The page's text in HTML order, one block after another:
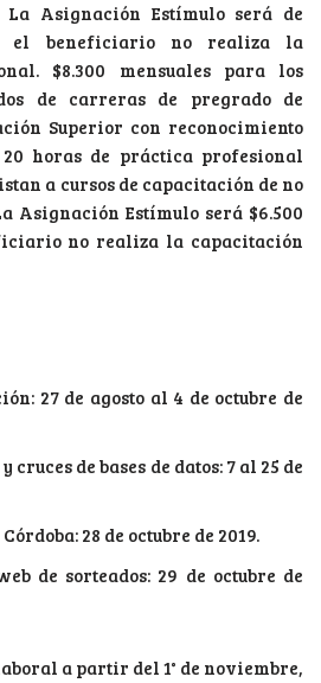
La Asignación Estímulo será de
el beneficiario no realiza la
$8.300 mensuales para los
de carreras de pregrado de
Superior con reconocimiento
horas de práctica profesional
a cursos de capacitación de no
Asignación Estímulo será $6.500
no realiza la capacitación
27 de agosto al 4 de octubre de
de bases de datos: 7 al 25 de
28 de octubre de 2019.
de sorteados: 29 de octubre de
a partir del 1° de noviembre,